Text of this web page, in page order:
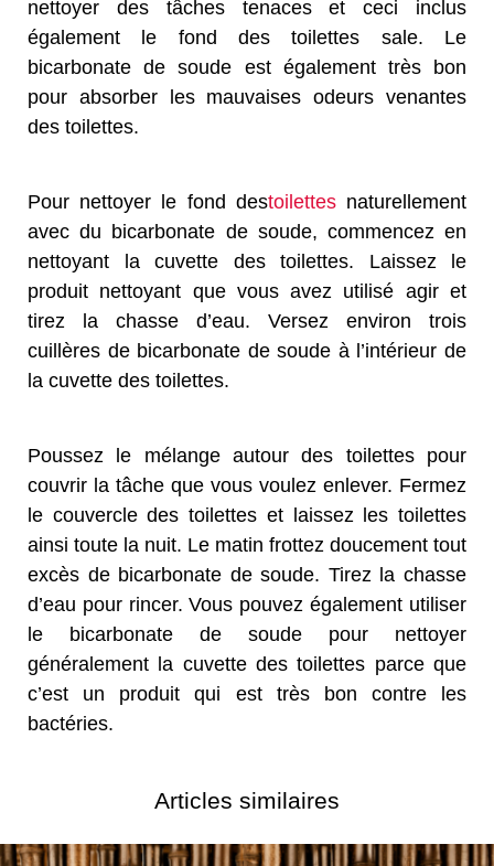
nettoyer des tâches tenaces et ceci inclus
également le fond des toilettes sale. Le
bicarbonate de soude est également très bon
pour absorber les mauvaises odeurs venantes
des toilettes.
Pour nettoyer le fond destoilettesnaturellement
avec du bicarbonate de soude, commencez en
nettoyant la cuvette des toilettes. Laissez le
produit nettoyant que vous avez utilisé agir et
tirez la chasse d’eau. Versez environ trois
cuillères de bicarbonate de soude à l’intérieur de
la cuvette des toilettes.
Poussez le mélange autour des toilettes pour
couvrir la tâche que vous voulez enlever. Fermez
le couvercle des toilettes et laissez les toilettes
ainsi toute la nuit. Le matin frottez doucement tout
excès de bicarbonate de soude. Tirez la chasse
d’eau pour rincer. Vous pouvez également utiliser
le bicarbonate de soude pour nettoyer
généralement la cuvette des toilettes parce que
c’est un produit qui est très bon contre les
bactéries.
Articles similaires